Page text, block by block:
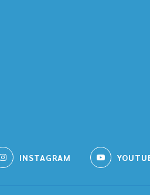
INSTAGRAM